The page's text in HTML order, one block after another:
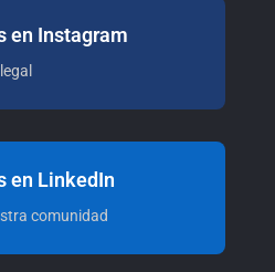
en Instagram
en LinkedIn
comunidad